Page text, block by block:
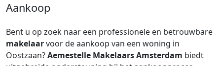
Aankoop
Bent u op zoek naar een professionele en betrouwbare
makelaarvoor de aankoop van een woning in
Oostzaan?Aemestelle Makelaars Amsterdam biedt